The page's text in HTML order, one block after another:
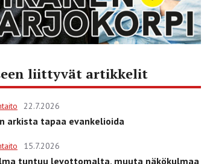
liittyvät artikkelit
22.7.2026
arkista tapaa evankelioida
15.7.2026
tuntuu levottomalta, muuta näkökulmaa